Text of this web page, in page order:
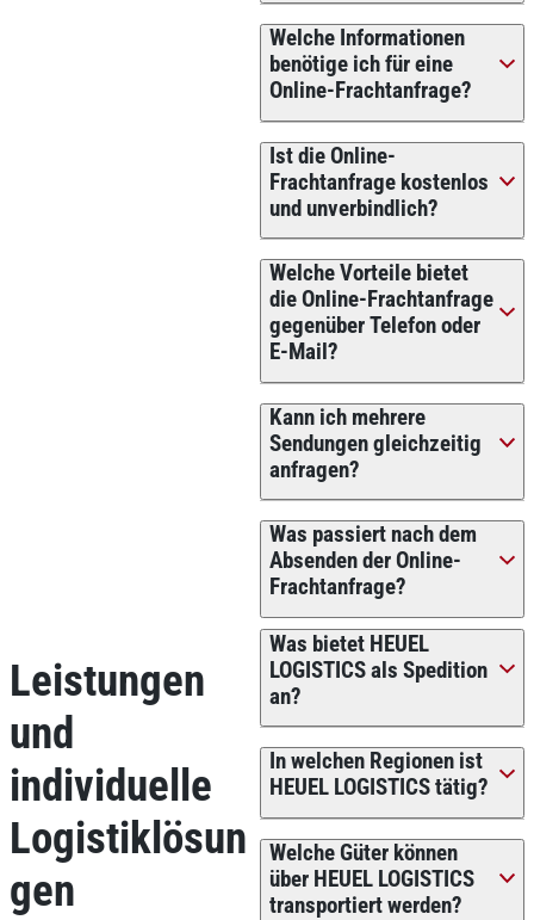
Welche Informationen
benötige ich für eine
Online-Frachtanfrage?
Ist die Online-
Frachtanfrage kostenlos
und unverbindlich?
Welche Vorteile bietet
die Online-Frachtanfrage
gegenüber Telefon oder
E-Mail?
Kann ich mehrere
Sendungen gleichzeitig
anfragen?
Was passiert nach dem
Absenden der Online-
Frachtanfrage?
Leistungen
und
individuelle
Logistiklösun
gen
Was bietet HEUEL
LOGISTICS als Spedition
an?
In welchen Regionen ist
HEUEL LOGISTICS tätig?
Welche Güter können
über HEUEL LOGISTICS
transportiert werden?